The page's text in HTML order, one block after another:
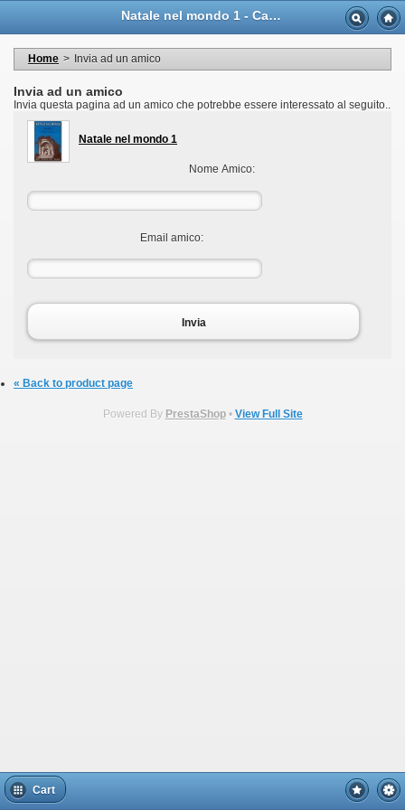
Natale nel mondo 1 - Casa Musicale Eco
Home > Invia ad un amico
Invia ad un amico
Invia questa pagina ad un amico che potrebbe essere interessato al seguito..
Natale nel mondo 1
Nome Amico:
Email amico:
Invia
« Back to product page
Powered By PrestaShop• View Full Site
Cart
I miei dati personali
My orders
I miei voucher
Logout